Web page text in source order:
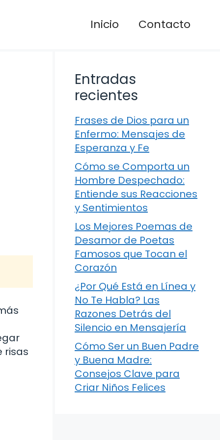
Inicio Contacto
risas
Entradas
recientes
Frases de Dios para un
Enfermo: Mensajes de
Esperanza y Fe
Cómo se Comporta un
Hombre Despechado:
Entiende sus Reacciones
y Sentimientos
Los Mejores Poemas de
Desamor de Poetas
Famosos que Tocan el
Corazón
¿Por Qué Está en Línea y
No Te Habla? Las
Razones Detrás del
Silencio en Mensajería
Cómo Ser un Buen Padre
y Buena Madre:
Consejos Clave para
Criar Niños Felices